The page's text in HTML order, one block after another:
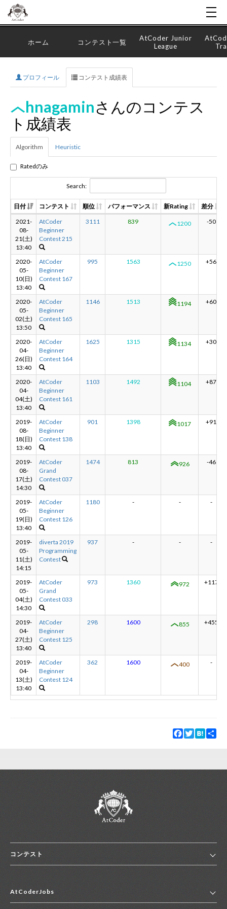
ホーム コンテスト一覧
AtCoder Junior
League
プロフィール コンテスト成績表
hnagaminさんのコンテス
ト成績表
Algorithm Heuristic
Ratedのみ
Search:
日付 コンテスト 順位 パフォーマンス 新Rating
差分
2021-
08-
21(土)
13:40
AtCoder
Beginner
Contest 215
3111 839 1200 -50
2020-
05-
10(日)
13:40
AtCoder
Beginner
Contest 167
995 1563 1250 +56
2020-
05-
02(土)
13:50
AtCoder
Beginner
Contest 165
1146 1513 1194 +60
2020-
04-
26(日)
13:40
AtCoder
Beginner
Contest 164
1625 1315 1134 +30
2020-
04-
04(土)
13:40
AtCoder
Beginner
Contest 161
1103 1492 1104 +87
2019-
08-
18(日)
13:40
AtCoder
Beginner
Contest 138
901 1398 1017 +91
2019-
08-
17(土)
14:30
AtCoder
Grand
Contest 037
1474 813 926 -46
2019-
05-
19(日)
13:40
AtCoder
Beginner
Contest 126
1180 - - -
2019-
05-
11(土)
14:15
diverta 2019
Programming
Contest
937 - - -
2019-
05-
04(土)
14:30
AtCoder
Grand
Contest 033
973 1360 972 +117
2019-
04-
27(土)
13:40
AtCoder
Beginner
Contest 125
298 1600 855 +455
2019-
04-
13(土)
13:40
AtCoder
Beginner
Contest 124
362 1600 400 -
Facebook
TwitterHatena
コンテスト
コンテスト一覧
AtCoderJobs